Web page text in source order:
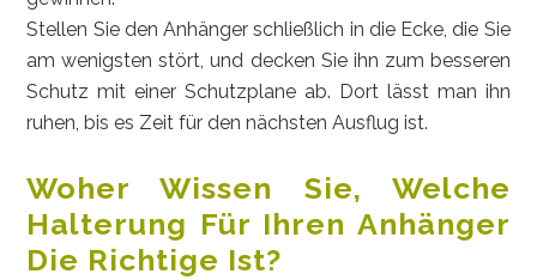
Stellen Sie den Anhänger schließlich in die Ecke, die Sie
am wenigsten stört, und decken Sie ihn zum besseren
Schutz mit einer Schutzplane ab. Dort lässt man ihn
ruhen, bis es Zeit für den nächsten Ausflug ist.
Woher Wissen Sie, Welche
Halterung Für Ihren Anhänger
Die Richtige Ist?